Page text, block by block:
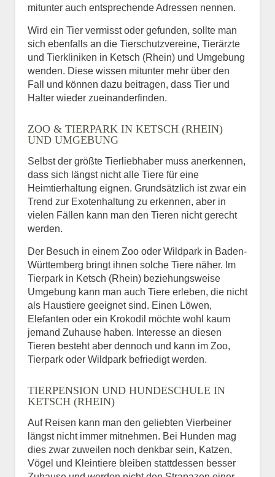
mitunter auch entsprechende Adressen nennen.
Wird ein Tier vermisst oder gefunden, sollte man
sich ebenfalls an die Tierschutzvereine, Tierärzte
und Tierkliniken in Ketsch (Rhein) und Umgebung
wenden. Diese wissen mitunter mehr über den
Fall und können dazu beitragen, dass Tier und
Halter wieder zueinanderfinden.
ZOO & TIERPARK IN KETSCH (RHEIN)
UND UMGEBUNG
Selbst der größte Tierliebhaber muss anerkennen,
dass sich längst nicht alle Tiere für eine
Heimtierhaltung eignen. Grundsätzlich ist zwar ein
Trend zur Exotenhaltung zu erkennen, aber in
vielen Fällen kann man den Tieren nicht gerecht
werden.
Der Besuch in einem Zoo oder Wildpark in Baden-
Württemberg bringt ihnen solche Tiere näher. Im
Tierpark in Ketsch (Rhein) beziehungsweise
Umgebung kann man auch Tiere erleben, die nicht
als Haustiere geeignet sind. Einen Löwen,
Elefanten oder ein Krokodil möchte wohl kaum
jemand Zuhause haben. Interesse an diesen
Tieren besteht aber dennoch und kann im Zoo,
Tierpark oder Wildpark befriedigt werden.
TIERPENSION UND HUNDESCHULE IN
KETSCH (RHEIN)
Auf Reisen kann man den geliebten Vierbeiner
längst nicht immer mitnehmen. Bei Hunden mag
dies zwar zuweilen noch denkbar sein, Katzen,
Vögel und Kleintiere bleiben stattdessen besser